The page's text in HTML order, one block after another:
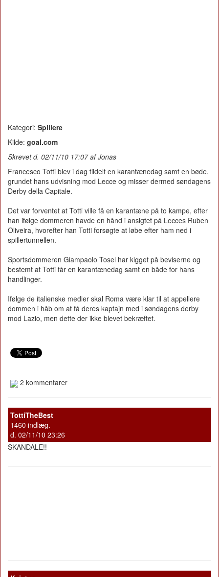
Kategori: Spillere
Kilde: goal.com
Skrevet d. 02/11/10 17:07 af Jonas
Francesco Totti blev i dag tildelt en karantænedag samt en bøde,
grundet hans udvisning mod Lecce og misser dermed søndagens
Derby della Capitale.
Det var forventet at Totti ville få en karantæne på to kampe, efter
han ifølge dommeren havde en hånd i ansigtet på Lecces Ruben
Oliveira, hvorefter han Totti forsøgte at løbe efter ham ned i
spillertunnellen.
Sportsdommeren Giampaolo Tosel har kigget på beviserne og
bestemt at Totti får en karantænedag samt en både for hans
handlinger.
Ifølge de italienske medier skal Roma være klar til at appellere
dommen i håb om at få deres kaptajn med i søndagens derby
mod Lazio, men dette der ikke blevet bekræftet.
2 kommentarer
TottiTheBest
1460 indlæg.
d. 02/11/10 23:26
SKANDALE!!